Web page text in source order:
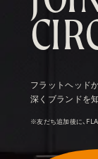
CIR
フラットヘッド
深くブランドを
※友だち追加後に、